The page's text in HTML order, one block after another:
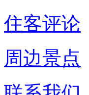
住客评论
周边景点